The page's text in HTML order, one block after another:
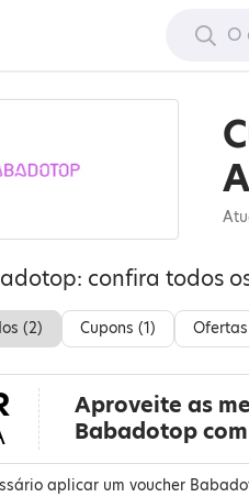
confira todos
(2) Cupons (1)
Aproveite as
Babadotop
aplicar um voucher